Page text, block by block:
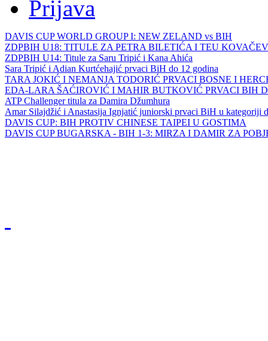
Prijava
DAVIS CUP WORLD GROUP I: NEW ZELAND vs BIH
ZDPBIH U18: TITULE ZA PETRA BILETIĆA I TEU
ZDPBIH U14: Titule za Saru Tripić i Kana Ahića
Sara Tripić i Adian Kurtćehajić prvaci BiH do 12 godina
TARA JOKIĆ I NEMANJA TODORIĆ PRVACI BOSNE I
EDA-LARA ŠAĆIROVIĆ I MAHIR BUTKOVIĆ PRVACI BIH
ATP Challenger titula za Damira Džumhura
Amar Silajdžić i Anastasija Ignjatić juniorski prvaci BiH u kategoriji
DAVIS CUP: BIH PROTIV CHINESE TAIPEI U GOSTIMA
DAVIS CUP BUGARSKA - BIH 1-3: MIRZA I DAMIR ZA